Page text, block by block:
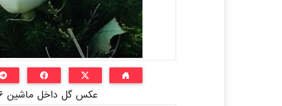
عکس گل داخل ماشین ۲۰۶